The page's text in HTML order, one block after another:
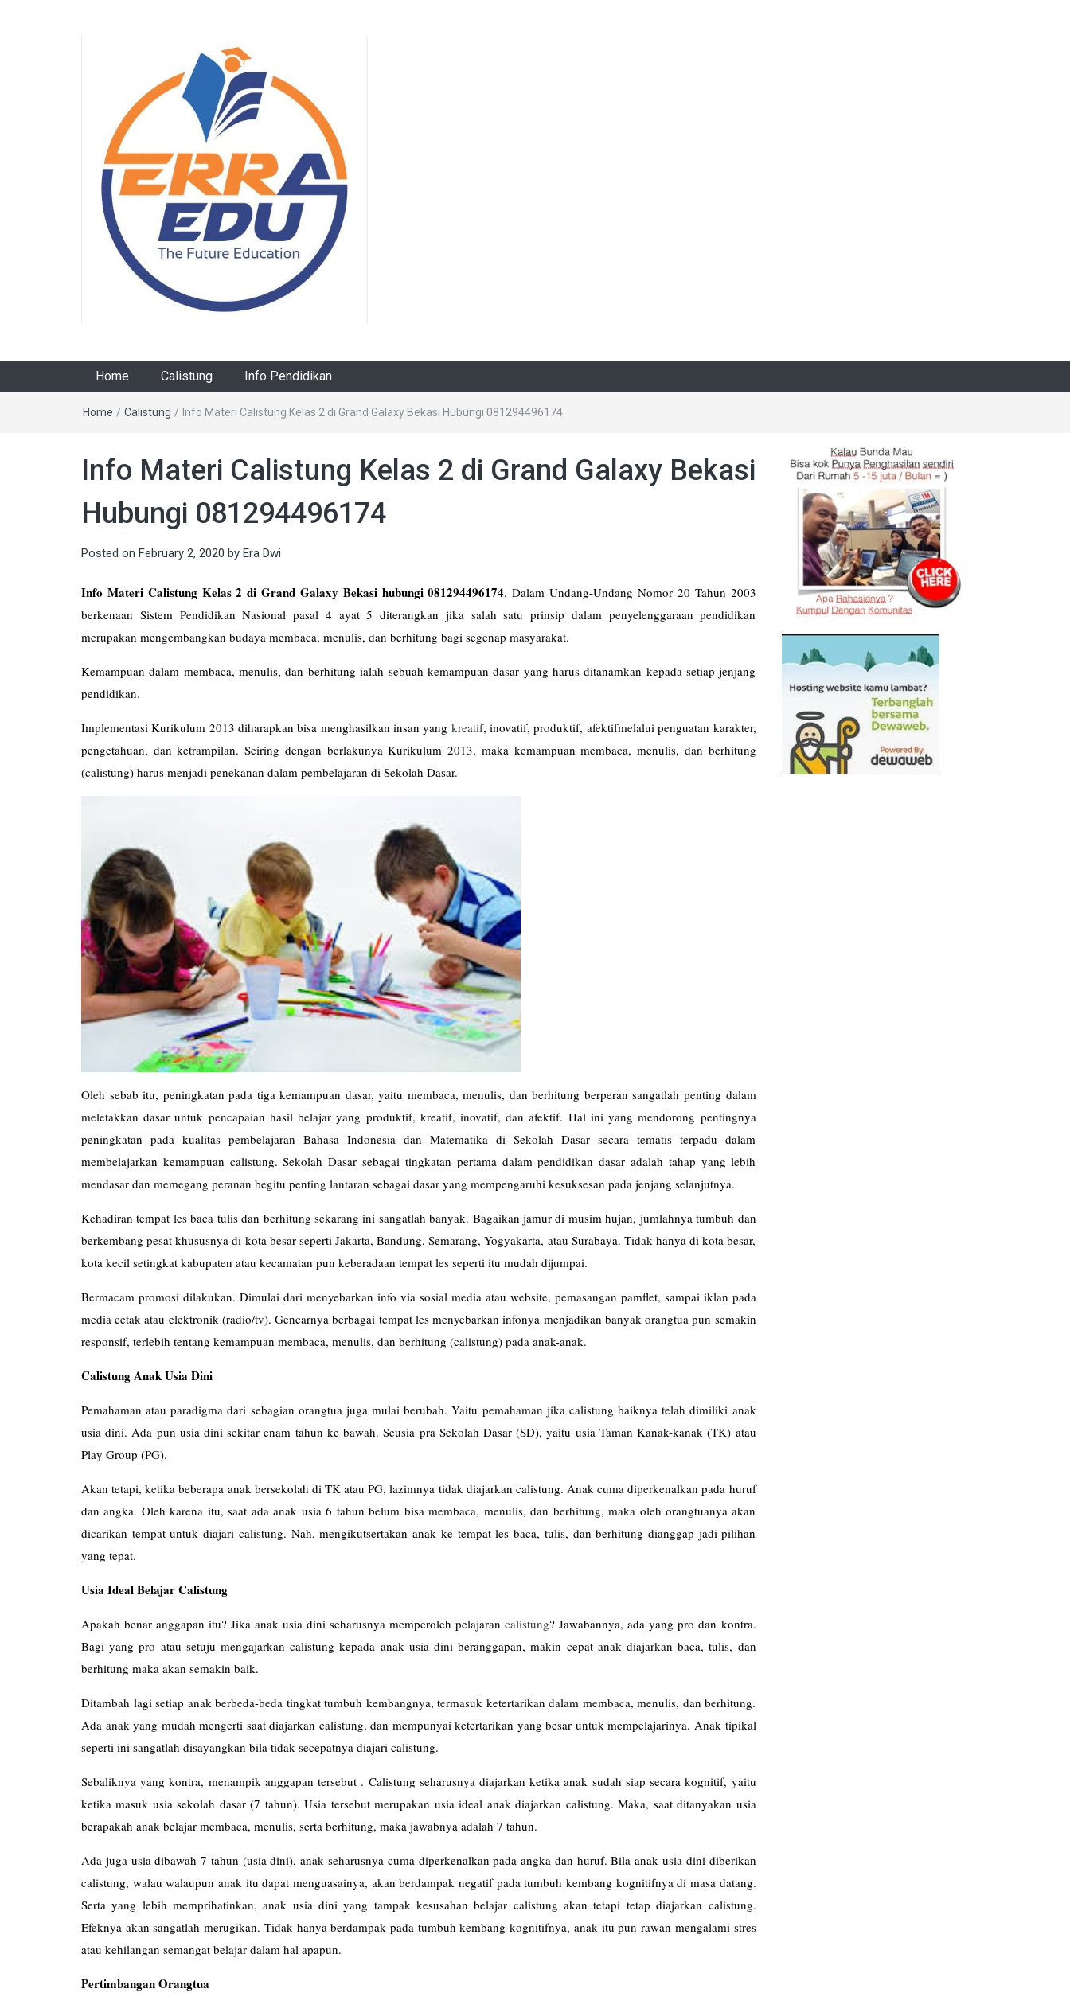
Home Calistung Info Pendidikan
Home / Calistung / Info Materi Calistung Kelas 2 di Grand Galaxy Bekasi Hubungi 081294496174
Info Materi Calistung Kelas 2 di Grand Galaxy Bekasi
Hubungi 081294496174
Posted on February 2, 2020 by Era Dwi
Info Materi Calistung Kelas 2 di Grand Galaxy Bekasi hubungi 081294496174. Dalam Undang-Undang Nomor 20 Tahun 2003
berkenaan Sistem Pendidikan Nasional pasal 4 ayat 5 diterangkan jika salah satu prinsip dalam penyelenggaraan pendidikan
merupakan mengembangkan budaya membaca, menulis, dan berhitung bagi segenap masyarakat.
Kemampuan dalam membaca, menulis, dan berhitung ialah sebuah kemampuan dasar yang harus ditanamkan kepada setiap jenjang
pendidikan.
Implementasi Kurikulum 2013 diharapkan bisa menghasilkan insan yang kreatif, inovatif, produktif, afektifmelalui penguatan karakter,
pengetahuan, dan ketrampilan. Seiring dengan berlakunya Kurikulum 2013, maka kemampuan membaca, menulis, dan berhitung
(calistung) harus menjadi penekanan dalam pembelajaran di Sekolah Dasar.
Oleh sebab itu, peningkatan pada tiga kemampuan dasar, yaitu membaca, menulis, dan berhitung berperan sangatlah penting dalam
meletakkan dasar untuk pencapaian hasil belajar yang produktif, kreatif, inovatif, dan afektif. Hal ini yang mendorong pentingnya
peningkatan pada kualitas pembelajaran Bahasa Indonesia dan Matematika di Sekolah Dasar secara tematis terpadu dalam
membelajarkan kemampuan calistung. Sekolah Dasar sebagai tingkatan pertama dalam pendidikan dasar adalah tahap yang lebih
mendasar dan memegang peranan begitu penting lantaran sebagai dasar yang mempengaruhi kesuksesan pada jenjang selanjutnya.
Kehadiran tempat les baca tulis dan berhitung sekarang ini sangatlah banyak. Bagaikan jamur di musim hujan, jumlahnya tumbuh dan
berkembang pesat khususnya di kota besar seperti Jakarta, Bandung, Semarang, Yogyakarta, atau Surabaya. Tidak hanya di kota besar,
kota kecil setingkat kabupaten atau kecamatan pun keberadaan tempat les seperti itu mudah dijumpai.
Bermacam promosi dilakukan. Dimulai dari menyebarkan info via sosial media atau website, pemasangan pamflet, sampai iklan pada
media cetak atau elektronik (radio/tv). Gencarnya berbagai tempat les menyebarkan infonya menjadikan banyak orangtua pun semakin
responsif, terlebih tentang kemampuan membaca, menulis, dan berhitung (calistung) pada anak-anak.
Calistung Anak Usia Dini
Pemahaman atau paradigma dari sebagian orangtua juga mulai berubah. Yaitu pemahaman jika calistung baiknya telah dimiliki anak
usia dini. Ada pun usia dini sekitar enam tahun ke bawah. Seusia pra Sekolah Dasar (SD), yaitu usia Taman Kanak-kanak (TK) atau
Play Group (PG).
Akan tetapi, ketika beberapa anak bersekolah di TK atau PG, lazimnya tidak diajarkan calistung. Anak cuma diperkenalkan pada huruf
dan angka. Oleh karena itu, saat ada anak usia 6 tahun belum bisa membaca, menulis, dan berhitung, maka oleh orangtuanya akan
dicarikan tempat untuk diajari calistung. Nah, mengikutsertakan anak ke tempat les baca, tulis, dan berhitung dianggap jadi pilihan
yang tepat.
Usia Ideal Belajar Calistung
Apakah benar anggapan itu? Jika anak usia dini seharusnya memperoleh pelajarancalistung? Jawabannya, ada yang pro dan kontra.
Bagi yang pro atau setuju mengajarkan calistung kepada anak usia dini beranggapan, makin cepat anak diajarkan baca, tulis, dan
berhitung maka akan semakin baik.
Ditambah lagi setiap anak berbeda-beda tingkat tumbuh kembangnya, termasuk ketertarikan dalam membaca, menulis, dan berhitung.
Ada anak yang mudah mengerti saat diajarkan calistung, dan mempunyai ketertarikan yang besar untuk mempelajarinya. Anak tipikal
seperti ini sangatlah disayangkan bila tidak secepatnya diajari calistung.
Sebaliknya yang kontra, menampik anggapan tersebut . Calistung seharusnya diajarkan ketika anak sudah siap secara kognitif, yaitu
ketika masuk usia sekolah dasar (7 tahun). Usia tersebut merupakan usia ideal anak diajarkan calistung. Maka, saat ditanyakan usia
berapakah anak belajar membaca, menulis, serta berhitung, maka jawabnya adalah 7 tahun.
Ada juga usia dibawah 7 tahun (usia dini), anak seharusnya cuma diperkenalkan pada angka dan huruf. Bila anak usia dini diberikan
calistung, walau walaupun anak itu dapat menguasainya, akan berdampak negatif pada tumbuh kembang kognitifnya di masa datang.
Serta yang lebih memprihatinkan, anak usia dini yang tampak kesusahan belajar calistung akan tetapi tetap diajarkan calistung.
Efeknya akan sangatlah merugikan. Tidak hanya berdampak pada tumbuh kembang kognitifnya, anak itu pun rawan mengalami stres
atau kehilangan semangat belajar dalam hal apapun.
Pertimbangan Orangtua